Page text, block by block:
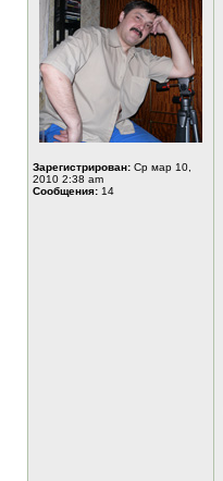
Зарегистрирован: Ср мар 10,
2010 2:38 am
Сообщения: 14